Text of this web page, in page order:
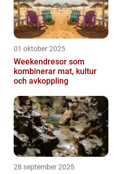
01 oktober 2025
Weekendresor som
kombinerar mat, kultur
och avkoppling
28 september 2025